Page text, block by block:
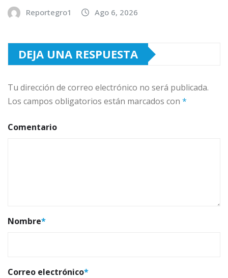
Reportegro1 Ago 6, 2026
DEJA UNA RESPUESTA
Tu dirección de correo electrónico no será publicada.
Los campos obligatorios están marcados con *
Comentario
Nombre*
Correo electrónico*